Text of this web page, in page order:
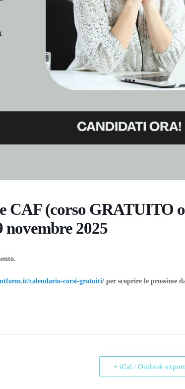
CAF (corso GRATUITO
novembre 2025
calendario-corsi-gratuiti/ per scoprire le prossime
+ iCal / Outlook export